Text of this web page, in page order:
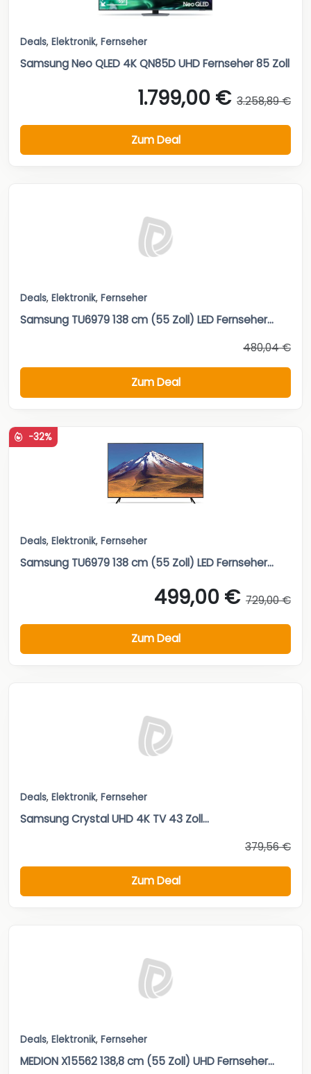
Deals, Elektronik, Fernseher
Samsung Neo QLED 4K QN85D UHD Fernseher 85 Zoll
1.799,00 € 3.258,89 €
Zum Deal
Deals, Elektronik, Fernseher
Samsung TU6979 138 cm (55 Zoll) LED Fernseher...
480,04 €
Zum Deal
-32%
Deals, Elektronik, Fernseher
Samsung TU6979 138 cm (55 Zoll) LED Fernseher...
499,00 € 729,00 €
Zum Deal
Deals, Elektronik, Fernseher
Samsung Crystal UHD 4K TV 43 Zoll...
379,56 €
Zum Deal
Deals, Elektronik, Fernseher
MEDION X15562 138,8 cm (55 Zoll) UHD Fernseher...